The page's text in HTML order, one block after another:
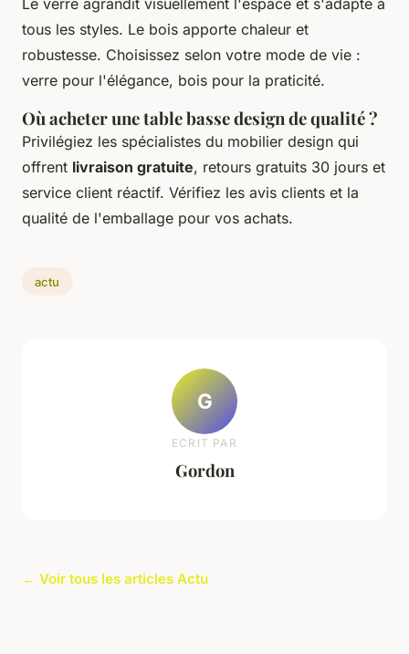
tous les styles. Le bois apporte chaleur et
robustesse. Choisissez selon votre mode de vie :
verre pour l'élégance, bois pour la praticité.
Où acheter une table basse design de qualité ?
Privilégiez les spécialistes du mobilier design qui
offrent livraison gratuite, retours gratuits 30 jours et
service client réactif. Vérifiez les avis clients et la
qualité de l'emballage pour vos achats.
actu
G
ECRIT PAR
Gordon
← Voir tous les articles Actu